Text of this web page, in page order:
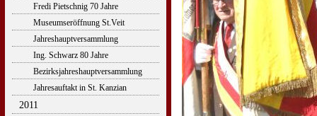
Fredi Pietschnig 70 Jahre
Museumseröffnung St.Veit
Jahreshauptversammlung
Ing. Schwarz 80 Jahre
Bezirksjahreshauptversammlung
Jahresauftakt in St. Kanzian
2011